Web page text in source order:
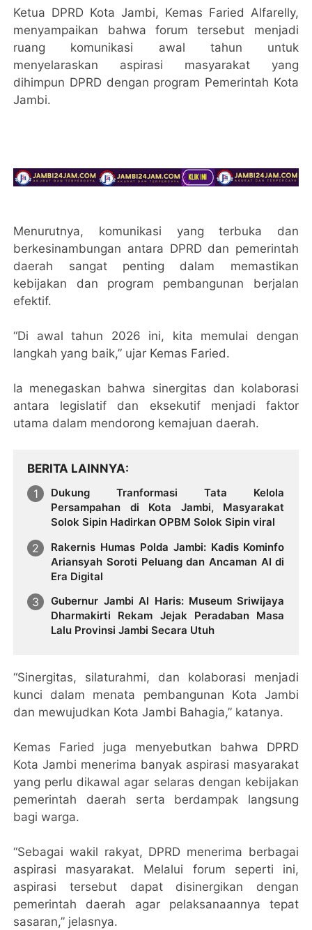
Ketua DPRD Kota Jambi, Kemas Faried Alfarelly,
menyampaikan bahwa forum tersebut menjadi
ruang komunikasi awal tahun untuk
menyelaraskan aspirasi masyarakat yang
dihimpun DPRD dengan program Pemerintah Kota
Jambi.
Menurutnya, komunikasi yang terbuka dan
berkesinambungan antara DPRD dan pemerintah
daerah sangat penting dalam memastikan
kebijakan dan program pembangunan berjalan
efektif.
“Di awal tahun 2026 ini, kita memulai dengan
langkah yang baik,” ujar Kemas Faried.
Ia menegaskan bahwa sinergitas dan kolaborasi
antara legislatif dan eksekutif menjadi faktor
utama dalam mendorong kemajuan daerah.
BERITA LAINNYA
Dukung Tranformasi Tata Kelola
Persampahan di Kota Jambi, Masyarakat
Solok Sipin Hadirkan OPBM Solok Sipin viral
Rakernis Humas Polda Jambi: Kadis Kominfo
Ariansyah Soroti Peluang dan Ancaman AI di
Era Digital
Gubernur Jambi Al Haris: Museum Sriwijaya
Dharmakirti Rekam Jejak Peradaban Masa
Lalu Provinsi Jambi Secara Utuh
“Sinergitas, silaturahmi, dan kolaborasi menjadi
kunci dalam menata pembangunan Kota Jambi
dan mewujudkan Kota Jambi Bahagia,” katanya.
Kemas Faried juga menyebutkan bahwa DPRD
Kota Jambi menerima banyak aspirasi masyarakat
yang perlu dikawal agar selaras dengan kebijakan
pemerintah daerah serta berdampak langsung
bagi warga.
“Sebagai wakil rakyat, DPRD menerima berbagai
aspirasi masyarakat. Melalui forum seperti ini,
aspirasi tersebut dapat disinergikan dengan
pemerintah daerah agar pelaksanaannya tepat
sasaran,” jelasnya.